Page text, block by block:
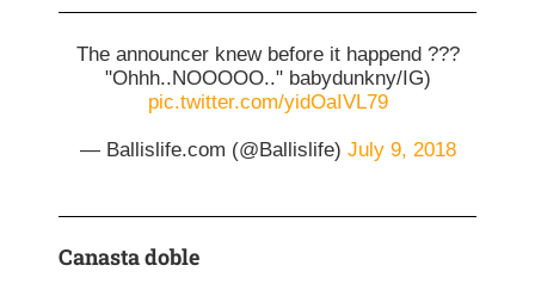
The announcer knew before it happend ???
"Ohhh..NOOOOO.." babydunkny/IG)
pic.twitter.com/yidOaIVL79
— Ballislife.com (@Ballislife) July 9, 2018
Canasta doble